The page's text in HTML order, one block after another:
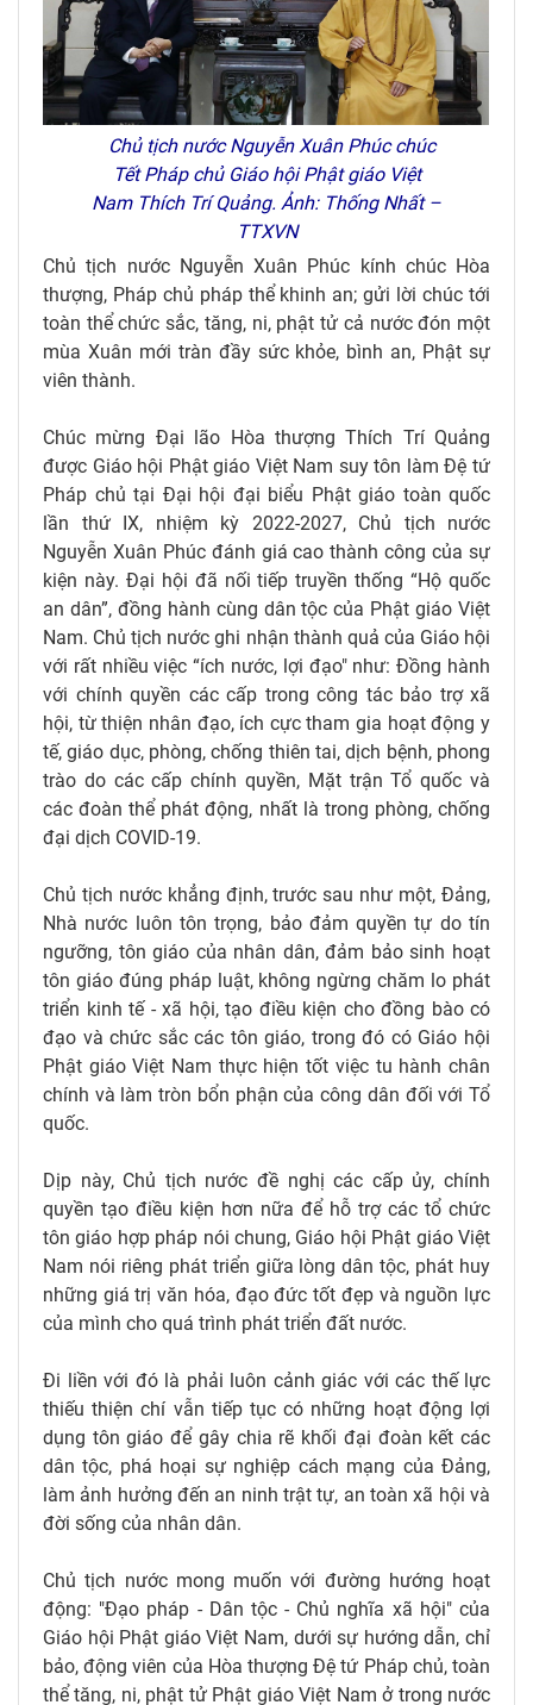
Chủ tịch nước Nguyễn Xuân Phúc chúc
Tết Pháp chủ Giáo hội Phật giáo Việt
Nam Thích Trí Quảng. Ảnh: Thống Nhất –
TTXVN
Chủ tịch nước Nguyễn Xuân Phúc kính chúc Hòa
thượng, Pháp chủ pháp thể khinh an; gửi lời chúc tới
toàn thể chức sắc, tăng, ni, phật tử cả nước đón một
mùa Xuân mới tràn đầy sức khỏe, bình an, Phật sự
viên thành.
Chúc mừng Đại lão Hòa thượng Thích Trí Quảng
được Giáo hội Phật giáo Việt Nam suy tôn làm Đệ tứ
Pháp chủ tại Đại hội đại biểu Phật giáo toàn quốc
lần thứ IX, nhiệm kỳ 2022-2027, Chủ tịch nước
Nguyễn Xuân Phúc đánh giá cao thành công của sự
kiện này. Đại hội đã nối tiếp truyền thống “Hộ quốc
an dân”, đồng hành cùng dân tộc của Phật giáo Việt
Nam. Chủ tịch nước ghi nhận thành quả của Giáo hội
với rất nhiều việc “ích nước, lợi đạo" như: Đồng hành
với chính quyền các cấp trong công tác bảo trợ xã
hội, từ thiện nhân đạo, ích cực tham gia hoạt động y
tế, giáo dục, phòng, chống thiên tai, dịch bệnh, phong
trào do các cấp chính quyền, Mặt trận Tổ quốc và
các đoàn thể phát động, nhất là trong phòng, chống
đại dịch COVID-19.
Chủ tịch nước khẳng định, trước sau như một, Đảng,
Nhà nước luôn tôn trọng, bảo đảm quyền tự do tín
ngưỡng, tôn giáo của nhân dân, đảm bảo sinh hoạt
tôn giáo đúng pháp luật, không ngừng chăm lo phát
triển kinh tế - xã hội, tạo điều kiện cho đồng bào có
đạo và chức sắc các tôn giáo, trong đó có Giáo hội
Phật giáo Việt Nam thực hiện tốt việc tu hành chân
chính và làm tròn bổn phận của công dân đối với Tổ
quốc.
Dịp này, Chủ tịch nước đề nghị các cấp ủy, chính
quyền tạo điều kiện hơn nữa để hỗ trợ các tổ chức
tôn giáo hợp pháp nói chung, Giáo hội Phật giáo Việt
Nam nói riêng phát triển giữa lòng dân tộc, phát huy
những giá trị văn hóa, đạo đức tốt đẹp và nguồn lực
của mình cho quá trình phát triển đất nước.
Đi liền với đó là phải luôn cảnh giác với các thế lực
thiếu thiện chí vẫn tiếp tục có những hoạt động lợi
dụng tôn giáo để gây chia rẽ khối đại đoàn kết các
dân tộc, phá hoại sự nghiệp cách mạng của Đảng,
làm ảnh hưởng đến an ninh trật tự, an toàn xã hội và
đời sống của nhân dân.
Chủ tịch nước mong muốn với đường hướng hoạt
động: "Đạo pháp - Dân tộc - Chủ nghĩa xã hội" của
Giáo hội Phật giáo Việt Nam, dưới sự hướng dẫn, chỉ
bảo, động viên của Hòa thượng Đệ tứ Pháp chủ, toàn
thể tăng, ni, phật tử Phật giáo Việt Nam ở trong nước